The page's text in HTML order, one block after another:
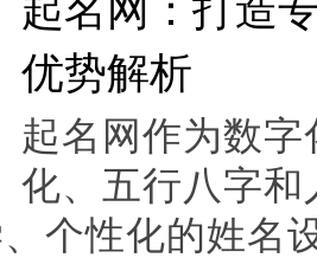
起名网：打造
优势解析
起名网作为数
化、五行八字
个性化的姓名